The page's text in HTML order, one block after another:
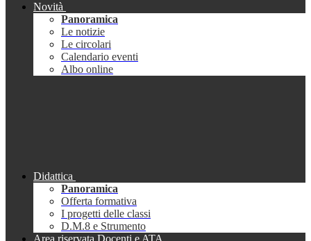
Novità
Panoramica
Le notizie
Le circolari
Calendario eventi
Albo online
Didattica
Panoramica
Offerta formativa
I progetti delle classi
D.M.8 e Strumento